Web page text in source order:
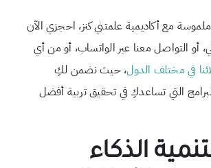
مع أكاديمية علمتني كنز، احجزي الآن
أو التواصل معنا عبر الواتساب، أو من أي
في مختلف الدول، حيث نضمن لكِ
التي تساعدكِ في تحقيق تربية أفضل
الذكاء